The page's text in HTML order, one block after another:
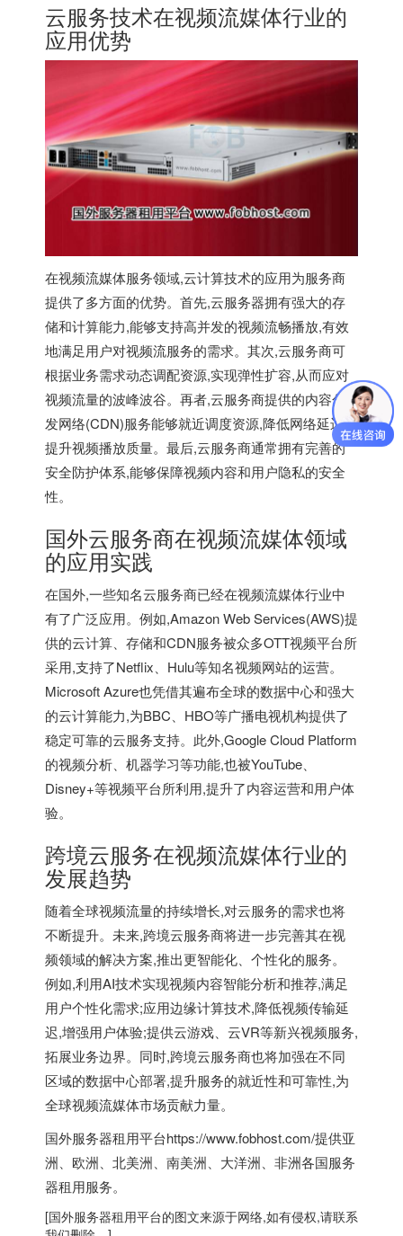
云服务技术在视频流媒体行业的
应用优势
在视频流媒体服务领域,云计算技术的应用为服务商
提供了多方面的优势。首先,云服务器拥有强大的存
储和计算能力,能够支持高并发的视频流畅播放,有效
地满足用户对视频流服务的需求。其次,云服务商可
根据业务需求动态调配资源,实现弹性扩容,从而应对
视频流量的波峰波谷。再者,云服务商提供的内容分
发网络(CDN)服务能够就近调度资源,降低网络延迟,
提升视频播放质量。最后,云服务商通常拥有完善的
安全防护体系,能够保障视频内容和用户隐私的安全
性。
国外云服务商在视频流媒体领域
的应用实践
在国外,一些知名云服务商已经在视频流媒体行业中
有了广泛应用。例如,Amazon Web Services(AWS)提
供的云计算、存储和CDN服务被众多OTT视频平台所
采用,支持了Netflix、Hulu等知名视频网站的运营。
Microsoft Azure也凭借其遍布全球的数据中心和强大
的云计算能力,为BBC、HBO等广播电视机构提供了
稳定可靠的云服务支持。此外,Google Cloud Platform
的视频分析、机器学习等功能,也被YouTube、
Disney+等视频平台所利用,提升了内容运营和用户体
验。
跨境云服务在视频流媒体行业的
发展趋势
随着全球视频流量的持续增长,对云服务的需求也将
不断提升。未来,跨境云服务商将进一步完善其在视
频领域的解决方案,推出更智能化、个性化的服务。
例如,利用AI技术实现视频内容智能分析和推荐,满足
用户个性化需求;应用边缘计算技术,降低视频传输延
迟,增强用户体验;提供云游戏、云VR等新兴视频服务,
拓展业务边界。同时,跨境云服务商也将加强在不同
区域的数据中心部署,提升服务的就近性和可靠性,为
全球视频流媒体市场贡献力量。
国外服务器租用平台https://www.fobhost.com/提供亚
洲、欧洲、北美洲、南美洲、大洋洲、非洲各国服务
器租用服务。
[国外服务器租用平台的图文来源于网络,如有侵权,请联系